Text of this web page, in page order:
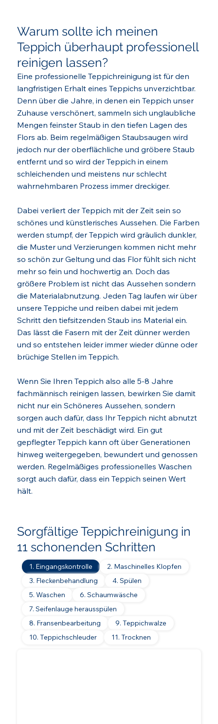
Warum sollte ich meinen
Teppich überhaupt professionell
reinigen lassen?
Eine professionelle Teppichreinigung ist für den
langfristigen Erhalt eines Teppichs unverzichtbar.
Denn über die Jahre, in denen ein Teppich unser
Zuhause verschönert, sammeln sich unglaubliche
Mengen feinster Staub in den tiefen Lagen des
Flors ab. Beim regelmäßigen Staubsaugen wird
jedoch nur der oberflächliche und gröbere Staub
entfernt und so wird der Teppich in einem
schleichenden und meistens nur schlecht
wahrnehmbaren Prozess immer dreckiger.
Dabei verliert der Teppich mit der Zeit sein so
schönes und künstlerisches Aussehen. Die Farben
werden stumpf, der Teppich wird gräulich dunkler,
die Muster und Verzierungen kommen nicht mehr
so schön zur Geltung und das Flor fühlt sich nicht
mehr so fein und hochwertig an. Doch das
größere Problem ist nicht das Aussehen sondern
die Materialabnutzung. Jeden Tag laufen wir über
unsere Teppiche und reiben dabei mit jedem
Schritt den tiefsitzenden Staub ins Material ein.
Das lässt die Fasern mit der Zeit dünner werden
und so entstehen leider immer wieder dünne oder
brüchige Stellen im Teppich.
Wenn Sie Ihren Teppich also alle 5-8 Jahre
fachmännisch reinigen lassen, bewirken Sie damit
nicht nur ein Schöneres Aussehen, sondern
sorgen auch dafür, dass Ihr Teppich nicht abnutzt
und mit der Zeit beschädigt wird. Ein gut
gepflegter Teppich kann oft über Generationen
hinweg weitergegeben, bewundert und genossen
werden. Regelmäßiges professionelles Waschen
sorgt auch dafür, dass ein Teppich seinen Wert
hält.
1. Eingangskontrolle
2. Maschinelles Klopfen
3. Fleckenbehandlung
4. Spülen
5. Waschen
6. Schaumwäsche
7. Seifenlauge herausspülen
8. Fransenbearbeitung
9. Teppichwalze
10. Teppichschleuder
11. Trocknen
Sorgfältige Teppichreinigung in
11 schonenden Schritten